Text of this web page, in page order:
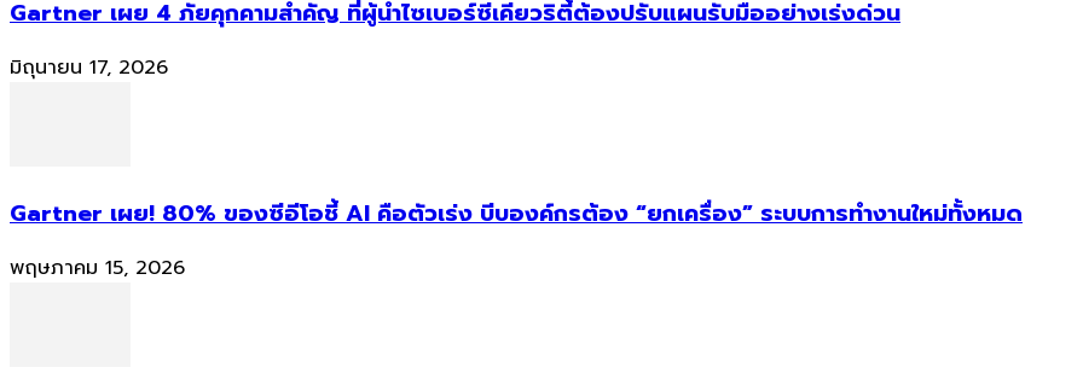
Gartner เผย 4 ภัยคุกคามสำคัญ ที่ผู้นำไซเบอร์ซีเคียวริตี้ต้องปรับแผนรับมืออย่างเร่งด่วน
มิถุนายน 17, 2026
Gartner เผย! 80% ของซีอีโอชี้ AI คือตัวเร่ง บีบองค์กรต้อง “ยกเครื่อง” ระบบการทำงานใหม่ทั้งหมด
พฤษภาคม 15, 2026